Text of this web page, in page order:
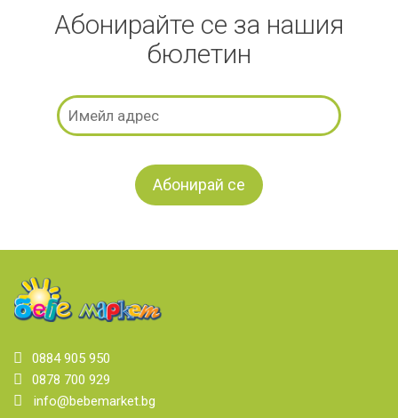
Абонирайте се за нашия
бюлетин
0884 905 950
0878 700 929
info@bebemarket.bg